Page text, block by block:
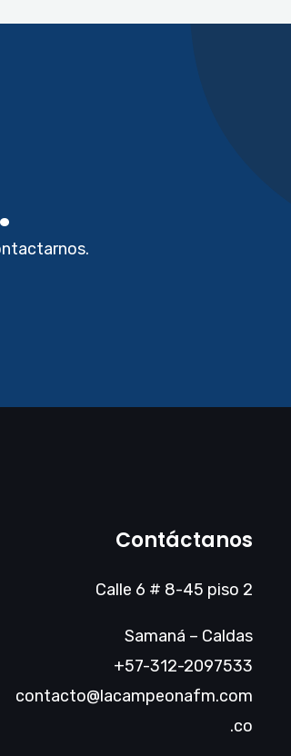
Contáctanos
Calle 6 # 8-45 piso 2
Samaná – Caldas
+57-312-2097533
contacto@lacampeonafm.com
.co